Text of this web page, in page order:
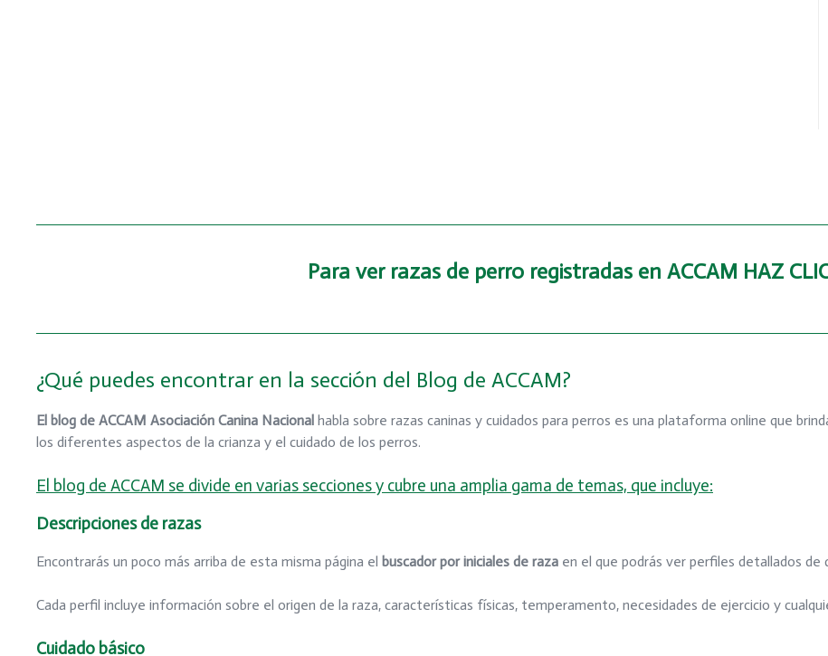
Para ver razas de perro registradas en ACCAM HAZ
¿Qué puedes encontrar en la sección del Blog de ACCAM?
El blog de ACCAM Asociación Canina Nacional habla sobre razas caninas y cuidados para perros es una plataforma online que
los diferentes aspectos de la crianza y el cuidado de los perros.
El blog de ACCAM se divide en varias secciones y cubre una amplia gama de temas, que incluye:
Descripciones de razas
Encontrarás un poco más arriba de esta misma página el buscador por iniciales de raza en el que podrás ver perfiles detallados de
Cada perfil incluye información sobre el origen de la raza, características físicas, temperamento, necesidades de ejercicio y
Cuidado básico